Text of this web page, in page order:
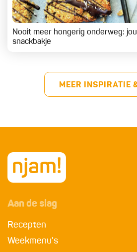
Nooit meer hongerig onderweg:
snackbakje
MEER INSPIRATIE
Aan de slag
Recepten
Weekmenu's